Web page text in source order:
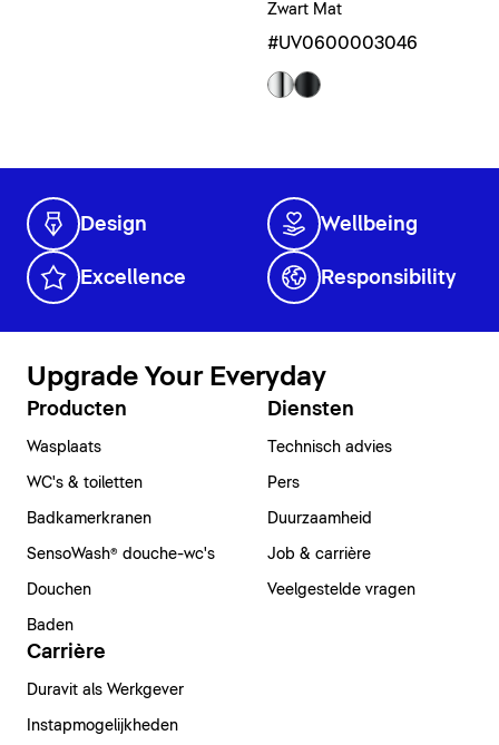
Zwart Mat
#UV0600003046
Design Wellbeing
Excellence Responsibility
Upgrade Your Everyday
Producten
Wasplaats
WC's & toiletten
Badkamerkranen
SensoWash® douche-wc's
Douchen
Baden
Diensten
Technisch advies
Pers
Duurzaamheid
Job & carrière
Veelgestelde vragen
Carrière
Duravit als Werkgever
Instapmogelijkheden